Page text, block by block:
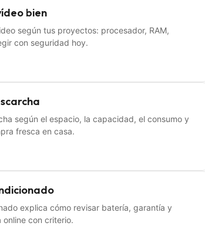
bien
según tus proyectos: procesador, RAM,
con seguridad hoy.
según el espacio, la capacidad, el consumo y
fresca en casa.
explica cómo revisar batería, garantía y
con criterio.